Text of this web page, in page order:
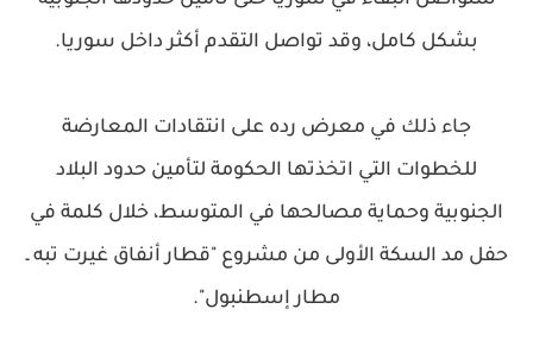
بشكل كامل، وقد تواصل التقدم أكثر داخل سوريا.
جاء ذلك في معرض رده على انتقادات المعارضة
للخطوات التي اتخذتها الحكومة لتأمين حدود البلاد
الجنوبية وحماية مصالحها في المتوسط، خلال كلمة في
حفل مد السكة الأولى من مشروع "قطار أنفاق غيرت تبه ـ
مطار إسطنبول".